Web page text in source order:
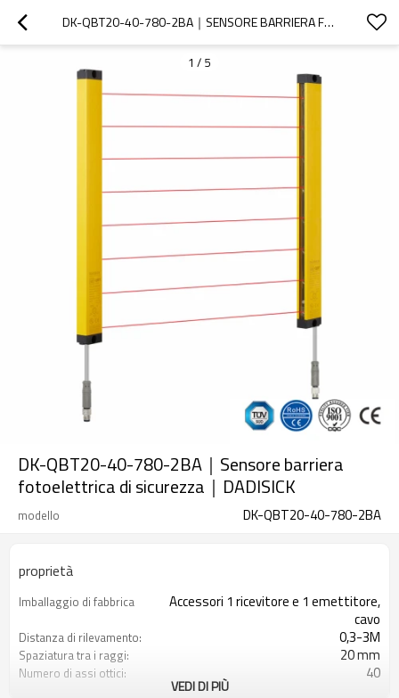
DK-QBT20-40-780-2BA｜SENSORE BARRIERA FOTOELETTRICA DI SICUREZZA｜DADISICK
1 / 5
DK-QBT20-40-780-2BA｜Sensore barriera
fotoelettrica di sicurezza｜DADISICK
modello DK-QBT20-40-780-2BA
proprietà
Imballaggio di fabbrica
Accessori 1 ricevitore e 1 emettitore,
cavo
Distanza di rilevamento: 0,3-3M
Spaziatura tra i raggi: 20 mm
Numero di assi ottici: 40
VEDI DI PIÙ